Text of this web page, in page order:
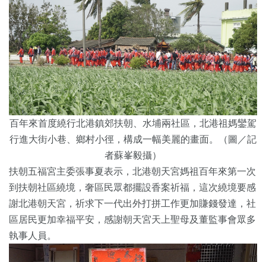
百年來首度繞行北港鎮郊扶朝、水埔兩社區，北港祖媽鑾駕
行進大街小巷、鄉村小徑，構成一幅美麗的畫面。（圖／記
者蘇峯毅攝）
扶朝五福宮主委張事夏表示，北港朝天宮媽祖百年來第一次
到扶朝社區繞境，奢區民眾都擺設香案祈福，這次繞境要感
謝北港朝天宮，祈求下一代出外打拼工作更加賺錢發達，社
區居民更加幸福平安，感謝朝天宮天上聖母及董監事會眾多
執事人員。